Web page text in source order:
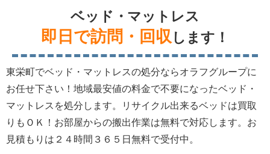
ベッド・マットレス
即日で訪問・回収 します！
東栄町でベッド・マットレスの処分ならオラフグループに
お任せ下さい！地域最安値の料金で不要になったベッド・
マットレスを処分します。リサイクル出来るベッドは買取
りもＯＫ！お部屋からの搬出作業は無料で対応します。お
見積もりは２４時間３６５日無料で受付中。